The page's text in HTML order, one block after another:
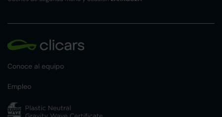
Conoce al equipo
Empleo